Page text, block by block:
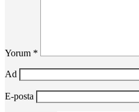
Yorum *
Ad
E-posta